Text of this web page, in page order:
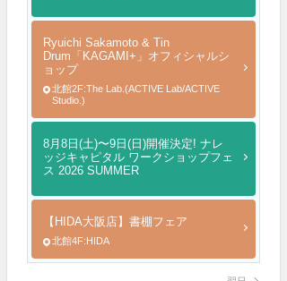
Ryuichi Sakamoto & Tin
Drum「KAGAMI+」オフィシャルシ
ョップ
北館2F:The Lab.(ACTIVE Lab/ACTIVE
Studio.)
8月8日(土)〜9日(日)開催決定! ナレ
ッジキャピタル ワークショップフェ
ス 2026 SUMMER
【HIDA大阪店】書棚フェア
北館4F:HIDA